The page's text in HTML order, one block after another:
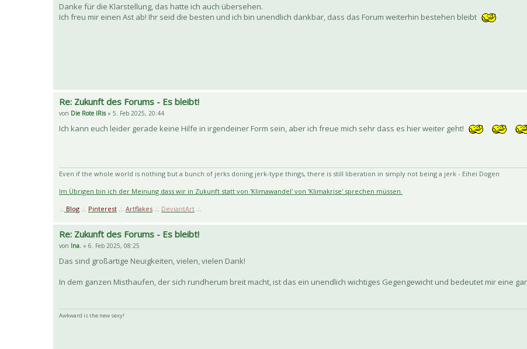
Danke für die Klarstellung, das hatte ich auch übersehen.
Ich freu mir einen Ast ab! Ihr seid die besten und ich bin unendlich dankbar, dass das Forum weiterhin bestehen bleibt
Re: Zukunft des Forums - Es bleibt!
von Die Rote IRis» 5. Feb 2025, 20:44
Ich kann euch leider gerade keine Hilfe in irgendeiner Form sein, aber ich freue mich sehr dass es hier weiter geht!
Even if the whole world is nothing but a bunch of jerks doning jerk-type things, there is still liberation in simply not being a jerk - Eihei Dogen
Im Übrigen bin ich der Meinung dass wir in Zukunft statt von 'Klimawandel' von 'Klimakrise' sprechen müssen.
.:. Blog .:. Pinterest .:. Artflakes .:. DeviantArt .:.
Re: Zukunft des Forums - Es bleibt!
von Ina. » 6. Feb 2025, 08:25
Das sind großartige Neuigkeiten, vielen, vielen Dank!
In dem ganzen Misthaufen, der sich rundherum breit macht, ist das ein unendlich wichtiges Gegengewicht und bedeutet mir eine
Awkward is the new sexy!